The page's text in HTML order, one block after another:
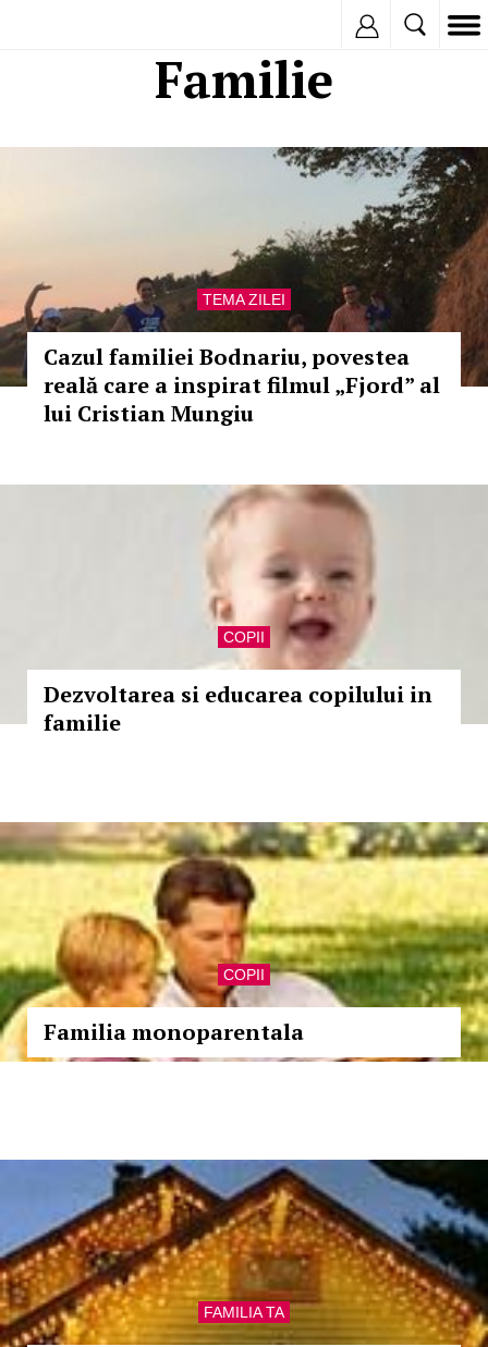
Familie
TEMA ZILEI
Cazul familiei Bodnariu, povestea
reală care a inspirat filmul „Fjord” al
lui Cristian Mungiu
COPII
Dezvoltarea si educarea copilului in
familie
COPII
Familia monoparentala
FAMILIA TA